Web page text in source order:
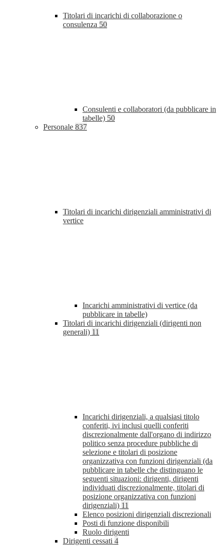
Titolari di incarichi di collaborazione o
consulenza 50
Consulenti e collaboratori (da pubblicare in
tabelle) 50
Personale 837
Titolari di incarichi dirigenziali amministrativi di
vertice
Incarichi amministrativi di vertice (da
pubblicare in tabelle)
Titolari di incarichi dirigenziali (dirigenti non
generali) 11
Incarichi dirigenziali, a qualsiasi titolo
conferiti, ivi inclusi quelli conferiti
discrezionalmente dall'organo di indirizzo
politico senza procedure pubbliche di
selezione e titolari di posizione
organizzativa con funzioni dirigenziali (da
pubblicare in tabelle che distinguano le
seguenti situazioni: dirigenti, dirigenti
individuati discrezionalmente, titolari di
posizione organizzativa con funzioni
dirigenziali) 11
Elenco posizioni dirigenziali discrezionali
Posti di funzione disponibili
Ruolo dirigenti
Dirigenti cessati 4